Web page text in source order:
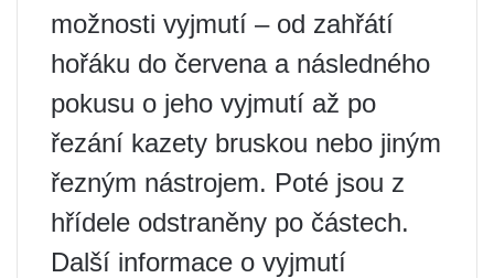
možnosti vyjmutí – od zahřátí
hořáku do červena a následného
pokusu o jeho vyjmutí až po
řezání kazety bruskou nebo jiným
řezným nástrojem. Poté jsou z
hřídele odstraněny po částech.
Další informace o vyjmutí